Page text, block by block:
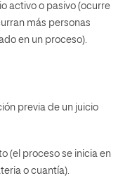
activo o pasivo (ocurre
más personas
en un proceso).
previa de un juicio
(el proceso se inicia en
o cuantía).